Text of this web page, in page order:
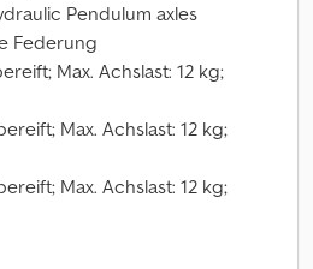
Pendulum axles
Federung
Max. Achslast: 12 kg;
Max. Achslast: 12 kg;
Max. Achslast: 12 kg;